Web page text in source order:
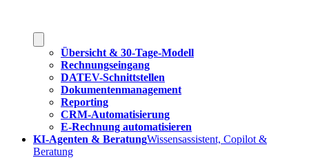
Übersicht & 30-Tage-Modell
Rechnungseingang
DATEV-Schnittstellen
Dokumentenmanagement
Reporting
CRM-Automatisierung
E-Rechnung automatisieren
KI-Agenten & BeratungWissensassistent, Copilot &
Beratung